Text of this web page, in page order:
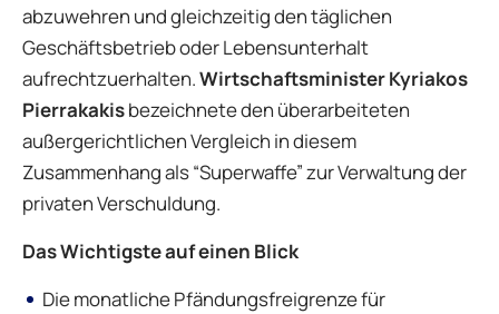
abzuwehren und gleichzeitig den täglichen
Geschäftsbetrieb oder Lebensunterhalt
aufrechtzuerhalten.Wirtschaftsminister Kyriakos
Pierrakakisbezeichnete den überarbeiteten
außergerichtlichen Vergleich in diesem
Zusammenhang als “Superwaffe” zur Verwaltung der
privaten Verschuldung.
Das Wichtigste auf einen Blick
Die monatliche Pfändungsfreigrenze für